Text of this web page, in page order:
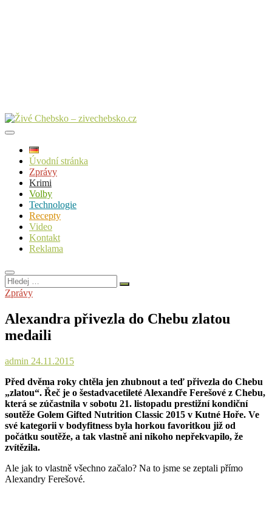
Úvodní stránka
Zprávy
Krimi
Volby
Technologie
Recepty
Video
Kontakt
Reklama
Hledej
…
Zprávy
Alexandra přivezla do Chebu zlatou
medaili
admin 24.11.2015
Před dvěma roky chtěla jen zhubnout a teď přivezla do Chebu
„zlatou“. Řeč je o šestadvacetileté Alexandře Ferešové z Chebu,
která se zúčastnila v sobotu 21. listopadu prestižní kondiční
soutěže Golem Gifted Nutrition Classic 2015 v Kutné Hoře. Ve
své kategorii v bodyfitness byla horkou favoritkou již od
počátku soutěže, a tak vlastně ani nikoho nepřekvapilo, že
zvítězila.
Ale jak to vlastně všechno začalo? Na to jsme se zeptali přímo
Alexandry Ferešové.